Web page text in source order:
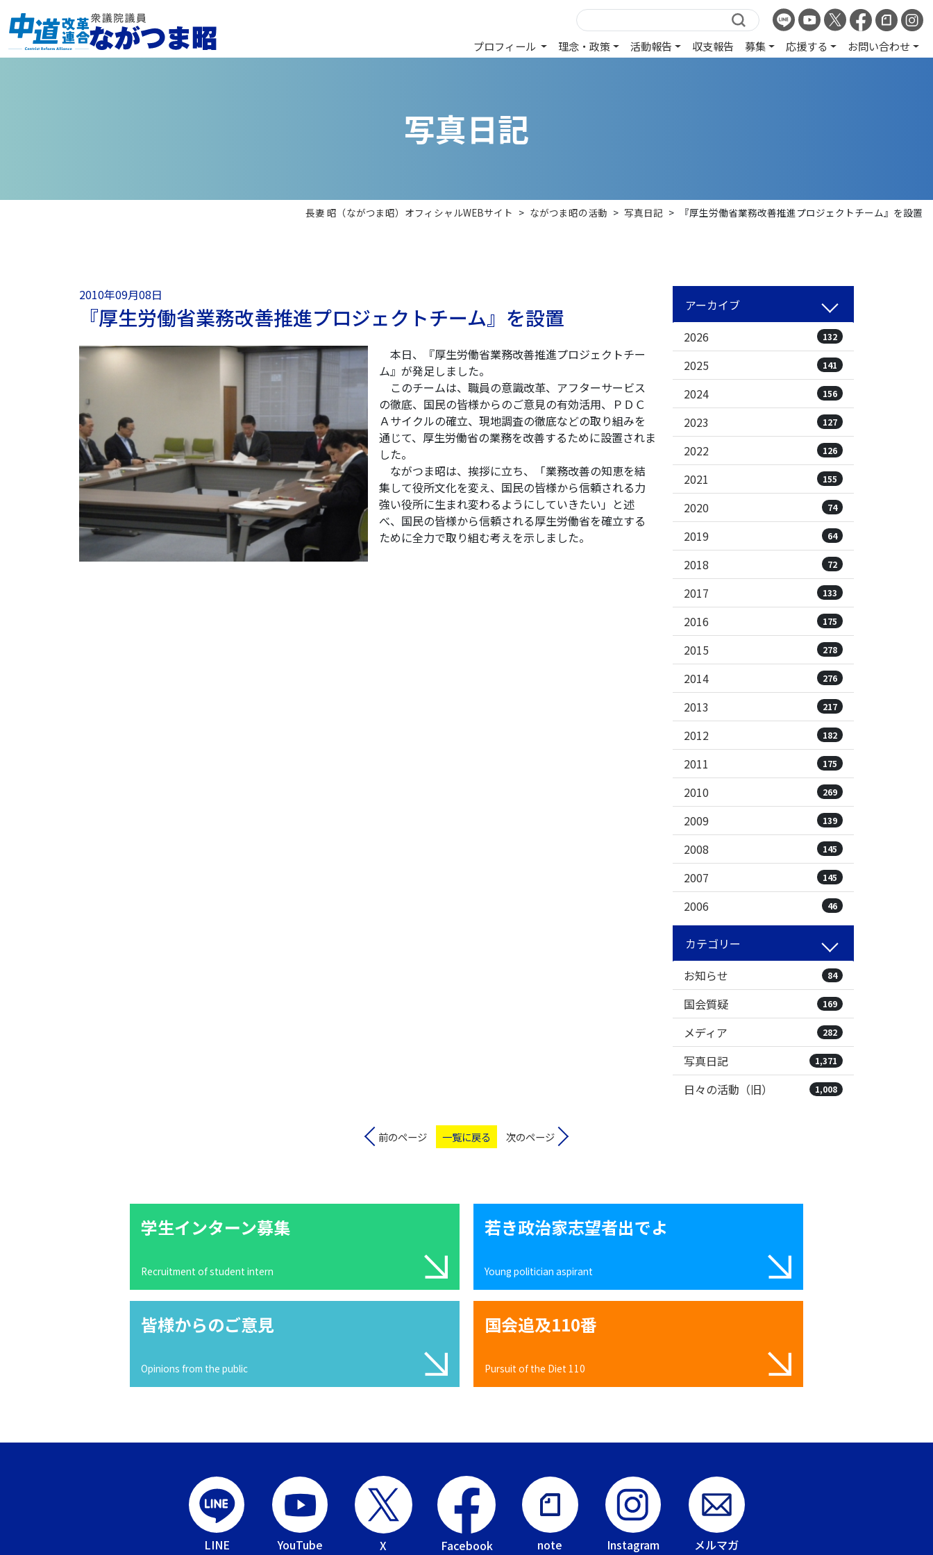
プロフィール 理念・政策 活動報告 収支報告 募集 応援する お問い合わせ
写真日記
長妻 昭（ながつま昭）オフィシャルWEBサイト > ながつま昭の活動 > 写真日記 > 『厚生労働省業務改善推進プロジェクトチーム』を設置
2010年09月08日
『厚生労働省業務改善推進プロジェクトチーム』を設置
本日、『厚生労働省業務改善推進プロジェクトチー
ム』が発足しました。
このチームは、職員の意識改革、アフターサービス
の徹底、国民の皆様からのご意見の有効活用、ＰＤＣ
Ａサイクルの確立、現地調査の徹底などの取り組みを
通じて、厚生労働省の業務を改善するために設置されま
した。
ながつま昭は、挨拶に立ち、「業務改善の知恵を結
集して役所文化を変え、国民の皆様から信頼される力
強い役所に生まれ変わるようにしていきたい」と述
べ、国民の皆様から信頼される厚生労働省を確立する
ために全力で取り組む考えを示しました。
アーカイブ
2026
132
2025 141
2024 156
2023 127
2022 126
2021 155
2020 74
2019 64
2018 72
2017 133
2016 175
2015 278
2014 276
2013 217
2012 182
2011 175
2010 269
2009 139
2008 145
2007 145
2006 46
カテゴリー
お知らせ
84
国会質疑 169
メディア 282
写真日記 1,371
日々の活動（旧） 1,008
前のページ 一覧に戻る 次のページ
学生インターン募集
Recruitment of student intern
若き政治家志望者出でよ
Young politician aspirant
皆様からのご意見
Opinions from the public
国会追及110番
Pursuit of the Diet 110
LINE YouTube X Facebook note Instagram メルマガ